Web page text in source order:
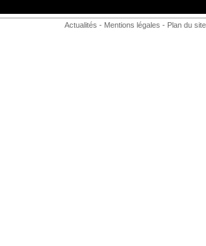
Actualités - Mentions légales - Plan du site